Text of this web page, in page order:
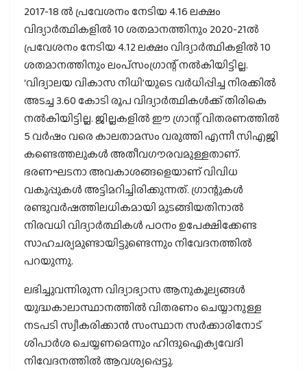
2017-18 ല്‍ പ്രവേശനം നേടിയ 4.16 ലക്ഷം
വിദ്യാര്‍ത്ഥികളില്‍ 10 ശതമാനത്തിനും 2020-21ല്‍
പ്രവേശനം നേടിയ 4.12 ലക്ഷം വിദ്യാര്‍ത്ഥികളില്‍ 10
ശതമാനത്തിനും ലംപ്‌സംഗ്രാന്റ് നല്‍കിയിട്ടില്ല.
‘വിദ്യാലയ വികാസ നിധി’യുടെ വര്‍ധിപ്പിച്ച നിരക്കില്‍
അടച്ച 3.60 കോടി രൂപ വിദ്യാര്‍ത്ഥികള്‍ക്ക് തിരികെ
നല്‍കിയിട്ടില്ല. ജില്ലകളില്‍ ഈ ഗ്രാന്റ് വിതരണത്തില്‍
5 വര്‍ഷം വരെ കാലതാമസം വരുത്തി എന്നീ സിഎജി
കണ്ടെത്തലുകള്‍ അതീവഗൗരവമുള്ളതാണ്.
ഭരണഘടനാ അവകാശങ്ങളെയാണ് വിവിധ
വകുപ്പുകള്‍ അട്ടിമറിച്ചിരിക്കുന്നത്. ഗ്രാന്റുകള്‍
രണ്ടുവര്‍ഷത്തിലധികമായി മുടങ്ങിയതിനാല്‍
നിരവധി വിദ്യാര്‍ത്ഥികള്‍ പഠനം ഉപേക്ഷിക്കേണ്ട
സാഹചര്യമുണ്ടായിട്ടുണ്ടെന്നും നിവേദനത്തില്‍
പറയുന്നു.
ലഭിച്ചുവന്നിരുന്ന വിദ്യാഭ്യാസ ആനുകൂല്യങ്ങള്‍
യുദ്ധകാലാസ്ഥാനത്തില്‍ വിതരണം ചെയ്യാനുള്ള
നടപടി സ്വീകരിക്കാന്‍ സംസ്ഥാന സര്‍ക്കാരിനോട്
ശിപാര്‍ശ ചെയ്യണമെന്നും ഹിന്ദുഐക്യവേദി
നിവേദനത്തില്‍ ആവശ്യപ്പെട്ടു.